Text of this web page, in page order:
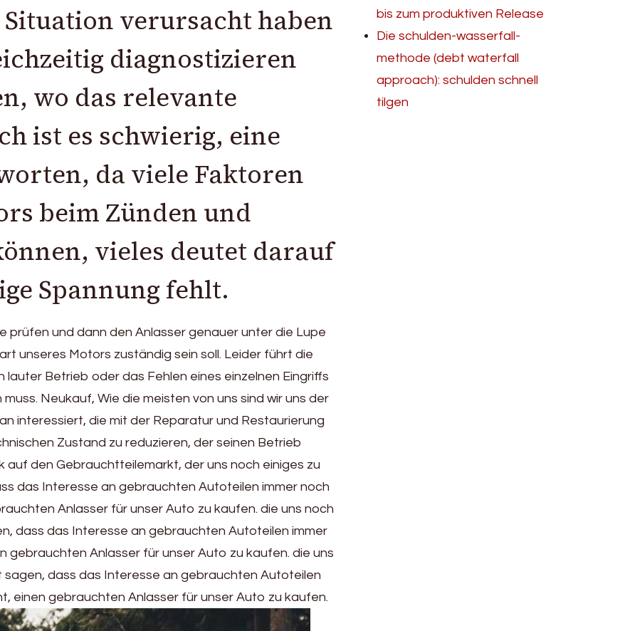
verursacht haben
diagnostizieren
wo das relevante
ist es schwierig, eine
da viele Faktoren
beim Zünden und
vieles deutet darauf
Spannung fehlt.
prüfen und dann den Anlasser genauer unter die Lupe
unseres Motors zuständig sein soll. Leider führt die
Betrieb oder das Fehlen eines einzelnen Eingriffs
Neukauf, Wie die meisten von uns sind wir uns der
interessiert, die mit der Reparatur und Restaurierung
Zustand zu reduzieren, der seinen Betrieb
auf den Gebrauchtteilemarkt, der uns noch einiges zu
das Interesse an gebrauchten Autoteilen immer noch
Anlasser für unser Auto zu kaufen. die uns noch
dass das Interesse an gebrauchten Autoteilen immer
gebrauchten Anlasser für unser Auto zu kaufen. die uns
sagen, dass das Interesse an gebrauchten Autoteilen
einen gebrauchten Anlasser für unser Auto zu kaufen.
bis zum produktiven Release
Die schulden-wasserfall-
methode (debt waterfall
approach): schulden schnell
tilgen